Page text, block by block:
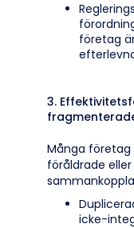
företag
3.
Många
föråldrade
icke-